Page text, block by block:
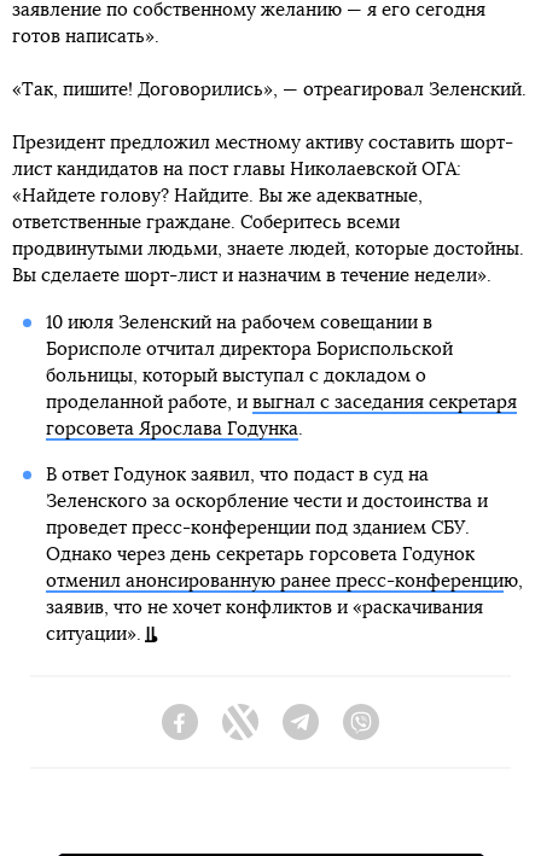
заявление по собственному желанию — я его сегодня
готов написать».
«Так, пишите! Договорились», — отреагировал Зеленский.
Президент предложил местному активу составить шорт-
лист кандидатов на пост главы Николаевской ОГА:
«Найдете голову? Найдите. Вы же адекватные,
ответственные граждане. Соберитесь всеми
продвинутыми людьми, знаете людей, которые достойны.
Вы сделаете шорт-лист и назначим в течение недели».
10 июля Зеленский на рабочем совещании в
Борисполе отчитал директора Бориспольской
больницы, который выступал с докладом о
проделанной работе, и выгнал с заседания секретаря
горсовета Ярослава Годунка.
В ответ Годунок заявил, что подаст в суд на
Зеленского за оскорбление чести и достоинства и
проведет пресс-конференции под зданием СБУ.
Однако через день секретарь горсовета Годунок
отменил анонсированную ранее пресс-конференцию,
заявив, что не хочет конфликтов и «раскачивания
ситуации».
FacebookTwitter Telegram